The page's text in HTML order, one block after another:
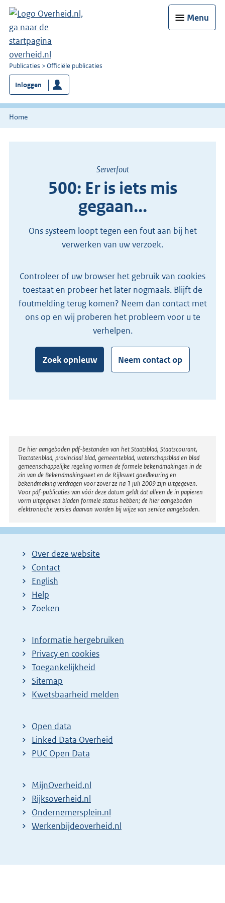
Menu
U
bent
nu
hier:
Publicaties Officiële publicaties
Inloggen
Home
500: Er is iets mis
gegaan...
Serverfout
Ons systeem loopt tegen een fout aan bij het
verwerken van uw verzoek.
Controleer of uw browser het gebruik van cookies
toestaat en probeer het later nogmaals. Blijft de
foutmelding terug komen? Neem dan contact met
ons op en wij proberen het probleem voor u te
verhelpen.
Zoek opnieuw Neem contact op
Disclaimer
De hier aangeboden pdf-bestanden van het Staatsblad, Staatscourant,
Tractatenblad, provinciaal blad, gemeenteblad, waterschapsblad en blad
gemeenschappelijke regeling vormen de formele bekendmakingen in de
zin van de Bekendmakingswet en de Rijkswet goedkeuring en
bekendmaking verdragen voor zover ze na 1 juli 2009 zijn uitgegeven.
Voor pdf-publicaties van vóór deze datum geldt dat alleen de in papieren
vorm uitgegeven bladen formele status hebben; de hier aangeboden
elektronische versies daarvan worden bij wijze van service aangeboden.
Over deze website
Contact
English
Help
Zoeken
Informatie hergebruiken
Privacy en cookies
Toegankelijkheid
Sitemap
Kwetsbaarheid melden
Open data
Linked Data Overheid
PUC Open Data
MijnOverheid.nl
Rijksoverheid.nl
Ondernemersplein.nl
Werkenbijdeoverheid.nl